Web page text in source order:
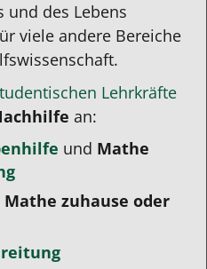
und des Lebens
viele andere Bereiche
Lehrkräfte
an:
und Mathe
Mathe zuhause oder